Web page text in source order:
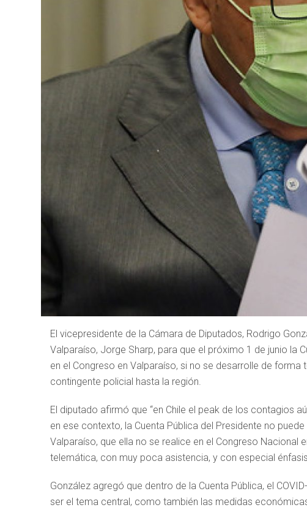
El vicepresidente de la Cámara de Diputados, Rodrigo
Valparaíso, Jorge Sharp, para que el próximo 1 de junio la
en el Congreso en Valparaíso, si no se desarrolle de
contingente policial hasta la región.
El diputado afirmó que “en Chile el peak de los contagios
en ese contexto, la Cuenta Pública del Presidente no
Valparaíso, que ella no se realice en el Congreso Nacional
telemática, con muy poca asistencia, y con especial
González agregó que dentro de la Cuenta Pública, el
ser el tema central, como también las medidas